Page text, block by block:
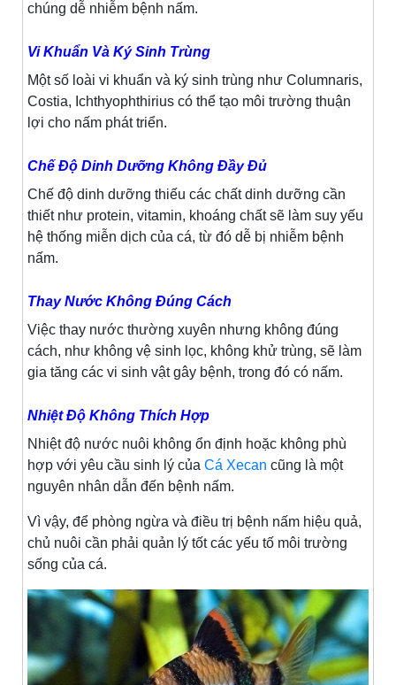
chúng dễ nhiễm bệnh nấm.
Vi Khuẩn Và Ký Sinh Trùng
Một số loài vi khuẩn và ký sinh trùng như Columnaris,
Costia, Ichthyophthirius có thể tạo môi trường thuận
lợi cho nấm phát triển.
Chế Độ Dinh Dưỡng Không Đầy Đủ
Chế độ dinh dưỡng thiếu các chất dinh dưỡng cần
thiết như protein, vitamin, khoáng chất sẽ làm suy yếu
hệ thống miễn dịch của cá, từ đó dễ bị nhiễm bệnh
nấm.
Thay Nước Không Đúng Cách
Việc thay nước thường xuyên nhưng không đúng
cách, như không vệ sinh lọc, không khử trùng, sẽ làm
gia tăng các vi sinh vật gây bệnh, trong đó có nấm.
Nhiệt Độ Không Thích Hợp
Nhiệt độ nước nuôi không ổn định hoặc không phù
hợp với yêu cầu sinh lý của Cá Xecan cũng là một
nguyên nhân dẫn đến bệnh nấm.
Vì vậy, để phòng ngừa và điều trị bệnh nấm hiệu quả,
chủ nuôi cần phải quản lý tốt các yếu tố môi trường
sống của cá.